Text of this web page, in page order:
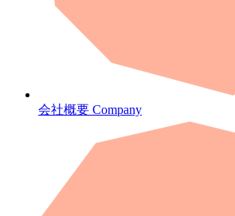
会社概要 Company